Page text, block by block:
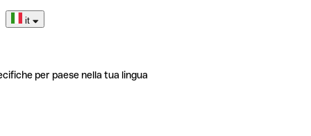
it
per paese nella tua lingua